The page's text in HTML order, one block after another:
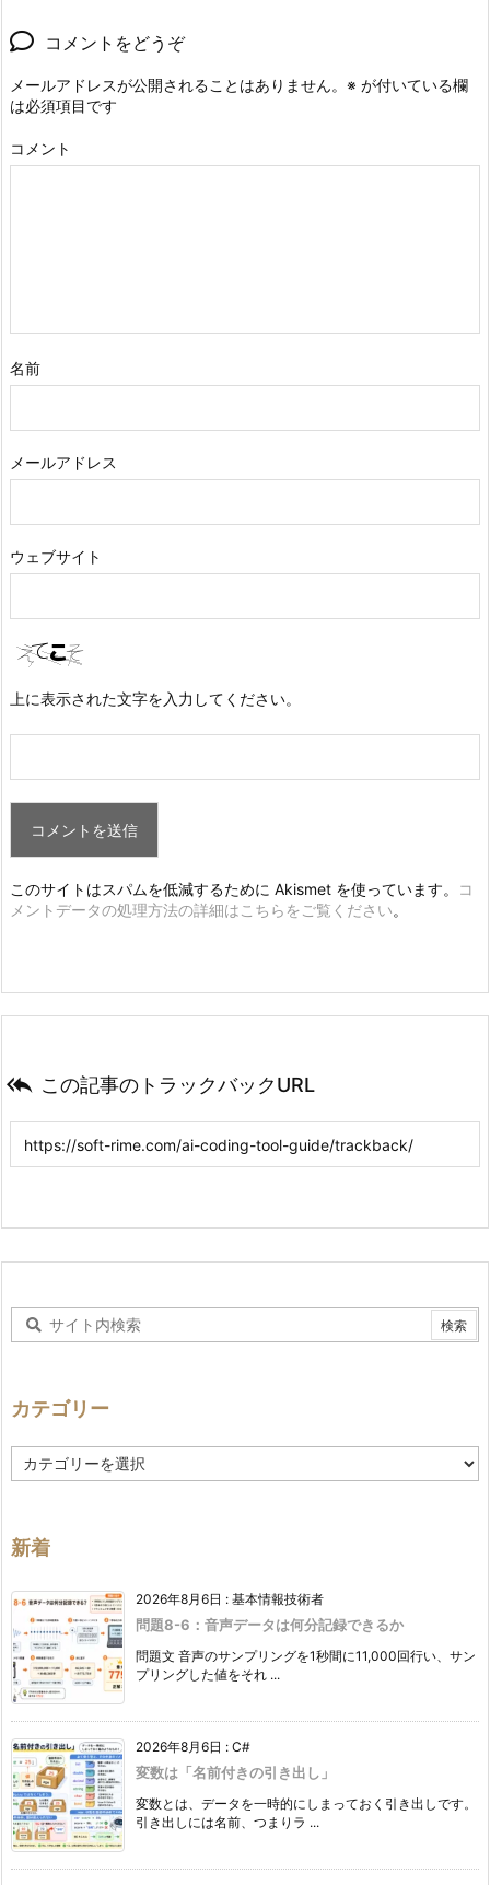
コメントをどうぞ
メールアドレスが公開されることはありません。 ※ が付いている欄
は必須項目です
コメント
名前
メールアドレス
ウェブサイト
上に表示された文字を入力してください。
このサイトはスパムを低減するために Akismet を使っています。
コ
メントデータの処理方法の詳細はこちらをご覧ください。
 この記事のトラックバックURL
カテゴリー
テ
ー
新着
2026年8月6日 : 基本情報技術者
問題8-6：音声データは何分記録できるか
問題文 音声のサンプリングを1秒間に11,000回行い、サン
プリングした値をそれ ...
2026年8月6日 : C#
変数は「名前付きの引き出し」
変数とは、データを一時的にしまっておく引き出しです。
引き出しには名前、つまりラ ...